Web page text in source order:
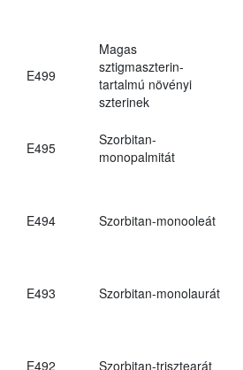
E499
Magas
sztigmaszterin-
tartalmú növényi
szterinek
E495
Szorbitan-
monopalmitát
E494 Szorbitan-monooleát
E493 Szorbitan-monolaurát
E492 Szorbitan-trisztearát